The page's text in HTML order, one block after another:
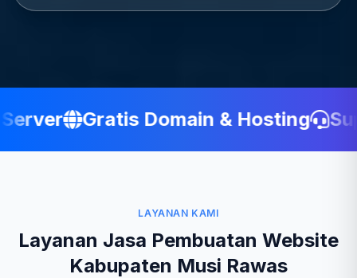
Gratis Domain & Hosting
LAYANAN KAMI
Layanan Jasa Pembuatan Website
Kabupaten Musi Rawas